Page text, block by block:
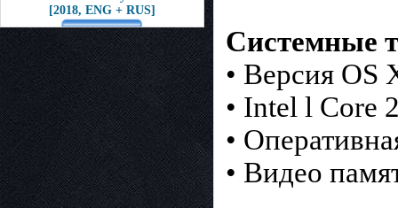
[2018, ENG + RUS]
Системные
• Версия OS
• Intel l Core
•
• Видео